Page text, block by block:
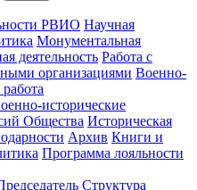
РВИО Научная
Монументальная
деятельность Работа с
организациями Военно-
исторические
Общества Историческая
Архив Книги и
Программа лояльности
Структура